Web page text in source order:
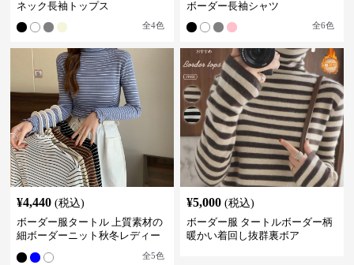
ネック長袖トップス
全4色
ボーダー長袖シャツ
全6色
¥4,440 (税込)
ボーダー服タートル 上質素材の
細ボーダーニット秋冬レディー
全5色
¥5,000 (税込)
ボーダー服 タートルボーダー柄
暖かい着回し抜群裏ボア